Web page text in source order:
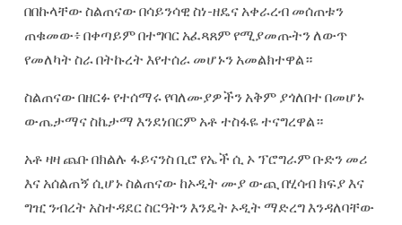
በበኩላቸው ስልጠናው በሳይንሳዊ ስነ-ዘዴና አቀራረብ መሰጠቱን
ጠቁመው፥ በቀጣይም በተግባር አፈጻጸም የሚያመጡትን ለውጥ
የመለካት ስራ በትኩረት እየተሰራ መሆኑን አመልክተዋል።
ስልጠናው በዘርፉ የተሰማሩ የባለሙያዎችን አቅም ያጎለበተ በመሆኑ
ውጤታማና ስኬታማ እንደነበርም አቶ ተስፋዬ ተናግረዋል።
አቶ ዛዛ ጨቡ በክልሉ ፋይናንስ ቢሮ የኤች ሲ ኦ ፕሮግራም ቡድን መሪ
እና አሰልጠኝ ሲሆኑ ስልጠናው ከኦዲት ሙያ ውጪ በሂሳብ ክፍያ እና
ግዢ ንብረት አስተዳደር ስርዓትን እንዴት ኦዲት ማድረግ እንዳለባቸው